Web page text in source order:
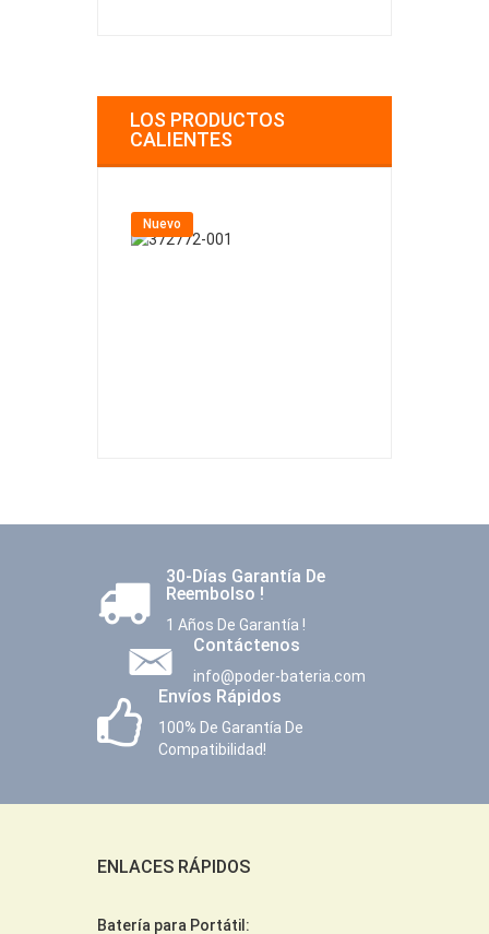
LOS PRODUCTOS
CALIENTES
Nuevo
30-Días Garantía De
Reembolso !
1 Años De Garantía !
Contáctenos
info@poder-bateria.com
Envíos Rápidos
100% De Garantía De
Compatibilidad!
ENLACES RÁPIDOS
Batería para Portátil: